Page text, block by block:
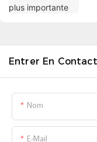
Entrer En
Nom
E-Mail